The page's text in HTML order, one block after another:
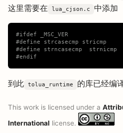
这里需要在
lua_cjson.c 中添加
#ifdef _MSC_VER
#define strcasecmp stricmp
#define strncasecmp  strnicmp
到此 tolua_runtime 的库已经编
This work is licensed under a
International license.